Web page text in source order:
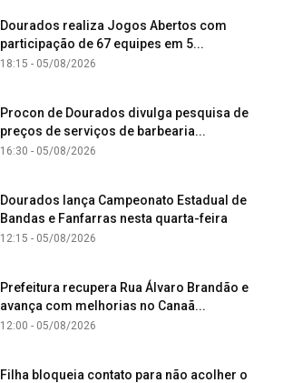
Dourados realiza Jogos Abertos com
participação de 67 equipes em 5...
18:15 - 05/08/2026
Procon de Dourados divulga pesquisa de
preços de serviços de barbearia...
16:30 - 05/08/2026
Dourados lança Campeonato Estadual de
Bandas e Fanfarras nesta quarta-feira
12:15 - 05/08/2026
Prefeitura recupera Rua Álvaro Brandão e
avança com melhorias no Canaã...
12:00 - 05/08/2026
Filha bloqueia contato para não acolher o